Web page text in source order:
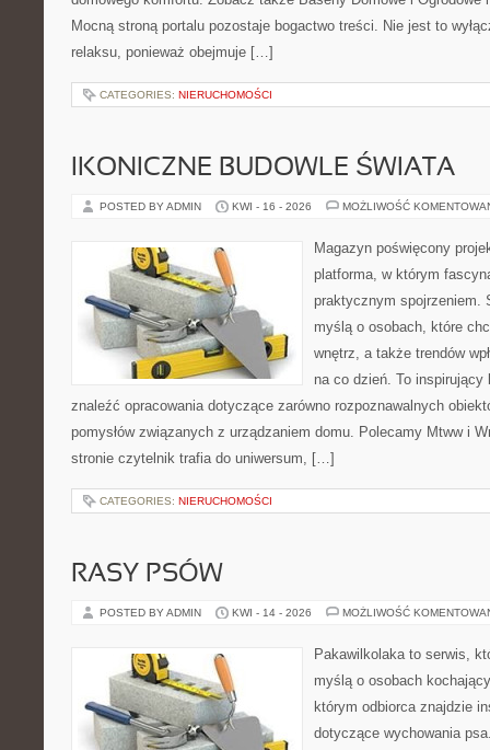
Mocną stroną portalu pozostaje bogactwo treści. Nie jest to
relaksu, ponieważ obejmuje […]
CATEGORIES: NIERUCHOMOŚCI
IKONICZNE BUDOWLE ŚWIATA
POSTED BY ADMIN KWI - 16 - 2026 MOŻLIWOŚĆ
Magazyn poświęcony
platforma, w którym
praktycznym spojrzeniem.
myślą o osobach, które
wnętrz, a także trendów
na co dzień. To
znaleźć opracowania dotyczące zarówno rozpoznawalnych
pomysłów związanych z urządzaniem domu. Polecamy Mtww i
stronie czytelnik trafia do uniwersum, […]
CATEGORIES: NIERUCHOMOŚCI
RASY PSÓW
POSTED BY ADMIN KWI - 14 - 2026 MOŻLIWOŚĆ
Pakawilkolaka to serwis,
myślą o osobach
którym odbiorca znajdzie
dotyczące wychowania